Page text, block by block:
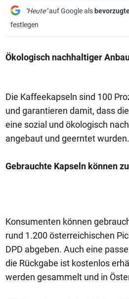
"Heute"auf Google als
festlegen
Ökologisch nachhaltiger
Die Kaffeekapseln sind 100
und garantieren damit, dass
eine sozial und ökologisch
angebaut und geerntet wurden.
Gebrauchte Kapseln können
Konsumenten können
rund 1.200 österreichischen
DPD abgeben. Auch eine
die Rückgabe ist kostenlos
werden gesammelt und in